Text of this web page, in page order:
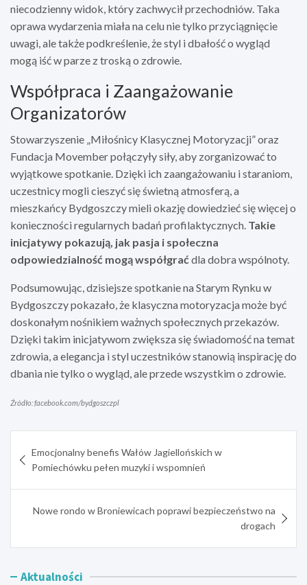
niecodzienny widok, który zachwycił przechodniów. Taka
oprawa wydarzenia miała na celu nie tylko przyciągnięcie
uwagi, ale także podkreślenie, że styl i dbałość o wygląd
mogą iść w parze z troską o zdrowie.
Współpraca i Zaangażowanie
Organizatorów
Stowarzyszenie „Miłośnicy Klasycznej Motoryzacji” oraz
Fundacja Movember połączyły siły, aby zorganizować to
wyjątkowe spotkanie. Dzięki ich zaangażowaniu i staraniom,
uczestnicy mogli cieszyć się świetną atmosferą, a
mieszkańcy Bydgoszczy mieli okazję dowiedzieć się więcej o
konieczności regularnych badań profilaktycznych. Takie
inicjatywy pokazują, jak pasja i społeczna
odpowiedzialność mogą współgrać dla dobra wspólnoty.
Podsumowując, dzisiejsze spotkanie na Starym Rynku w
Bydgoszczy pokazało, że klasyczna motoryzacja może być
doskonałym nośnikiem ważnych społecznych przekazów.
Dzięki takim inicjatywom zwiększa się świadomość na temat
zdrowia, a elegancja i styl uczestników stanowią inspirację do
dbania nie tylko o wygląd, ale przede wszystkim o zdrowie.
Źródło: facebook.com/bydgoszczpl
wpisu
Emocjonalny benefis Wałów Jagiellońskich w
Pomiechówku pełen muzyki i wspomnień
Nowe rondo w Broniewicach poprawi bezpieczeństwo na
drogach
Aktualności